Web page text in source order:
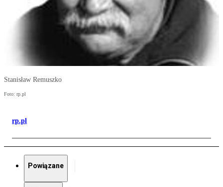
Stanisław Remuszko
Foto: rp.pl
rp.pl
Powiązane